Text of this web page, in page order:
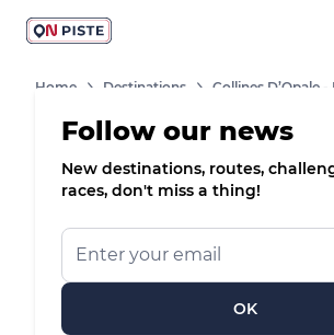
Follow our news
New destinations, routes,
races, don't miss a thing!
OK
Home Destinations
Collines D’Opale
Cultural Heritage
Train touristique de la
Lumbres, Hauts-de-France
See the map